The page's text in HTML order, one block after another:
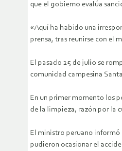
que el gobierno evalúa
«Aquí ha habido una
prensa, tras reunirse con el
El pasado 25 de julio se
comunidad campesina
En un primer momento los
de la limpieza, razón por la
El ministro peruano informó
pudieron ocasionar el